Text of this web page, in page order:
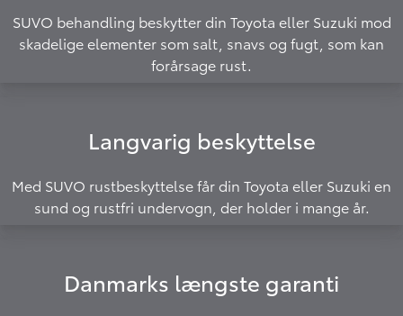
SUVO behandling beskytter din Toyota eller Suzuki mod
skadelige elementer som salt, snavs og fugt, som kan
forårsage rust.
Langvarig beskyttelse
Med SUVO rustbeskyttelse får din Toyota eller Suzuki en
sund og rustfri undervogn, der holder i mange år.
Danmarks længste garanti